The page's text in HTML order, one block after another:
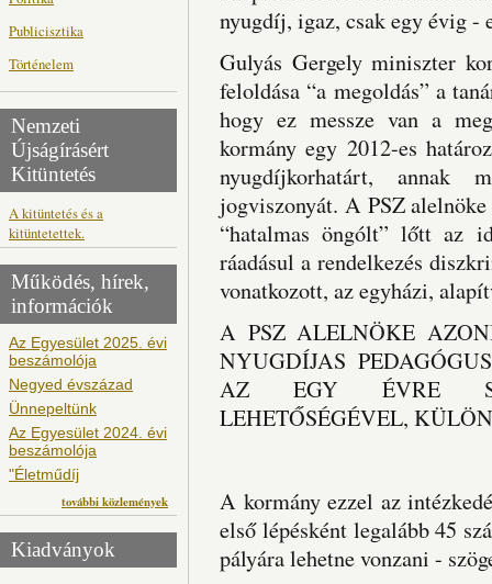
Publicisztika
Történelem
Nemzeti
Újságírásért
Kitüntetés
A kitüntetés és a
kitüntetettek.
Működés, hírek,
információk
Az Egyesület 2025. évi
beszámolója
Negyed évszázad
Ünnepeltünk
Az Egyesület 2024. évi
beszámolója
"Életműdíj
további közlemények
Kiadványok
nyugdíj, igaz, csak egy évig -
Gulyás Gergely miniszter
feloldása “a megoldás” a
hogy ez messze van a
kormány egy 2012-es
nyugdíjkorhatárt, annak
jogviszonyát. A PSZ
“hatalmas öngólt” lőtt az
ráadásul a rendelkezés
vonatkozott, az egyházi,
A PSZ ALELNÖKE
NYUGDÍJAS
AZ EGY ÉVRE
LEHETŐSÉGÉVEL,
A kormány ezzel az
első lépésként legalább 45
pályára lehetne vonzani -